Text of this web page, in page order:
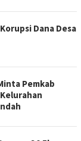
Dana Desa
Pemkab